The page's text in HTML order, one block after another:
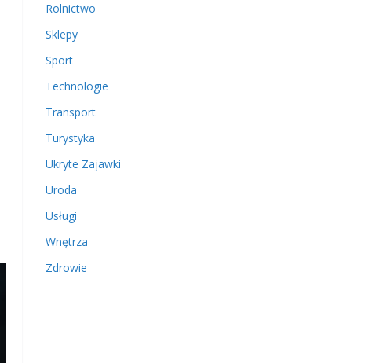
Rolnictwo
Sklepy
Sport
Technologie
Transport
Turystyka
Ukryte Zajawki
Uroda
Usługi
Wnętrza
Zdrowie